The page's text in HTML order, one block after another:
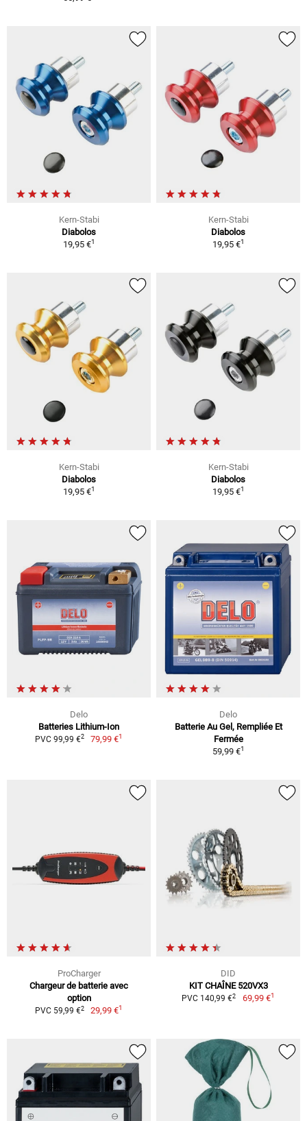
Kern-Stabi
Diabolos
19,95 €1
Kern-Stabi
Diabolos
19,95 €1
Kern-Stabi
Diabolos
19,95 €1
Kern-Stabi
Diabolos
19,95 €1
Delo
Batteries Lithium-Ion
PVC 99,99 €2 79,99 €1
Delo
Batterie Au Gel, Rempliée Et
Fermée
59,99 €1
ProCharger
Chargeur de batterie avec
option
PVC 59,99 €2 29,99 €1
DID
KIT CHAÎNE 520VX3
PVC 140,99 €2 69,99 €1